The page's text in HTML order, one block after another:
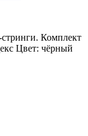
Комплект
Цвет: чёрный